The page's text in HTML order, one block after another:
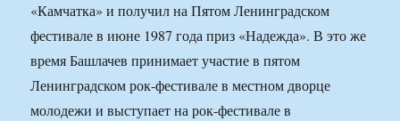
«Камчатка» и получил на Пятом Ленинградском
фестивале в июне 1987 года приз «Надежда». В это же
время Башлачев принимает участие в пятом
Ленинградском рок-фестивале в местном дворце
молодежи и выступает на рок-фестивале в